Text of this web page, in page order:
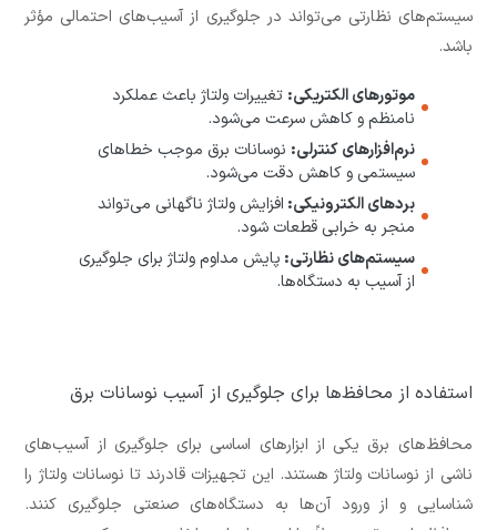
سیستم‌های نظارتی می‌تواند در جلوگیری از آسیب‌های احتمالی مؤثر
باشد.
موتورهای الکتریکی: تغییرات ولتاژ باعث عملکرد
نامنظم و کاهش سرعت می‌شود.
نرم‌افزارهای کنترلی: نوسانات برق موجب خطاهای
سیستمی و کاهش دقت می‌شود.
بردهای الکترونیکی: افزایش ولتاژ ناگهانی می‌تواند
منجر به خرابی قطعات شود.
سیستم‌های نظارتی: پایش مداوم ولتاژ برای جلوگیری
از آسیب به دستگاه‌ها.
استفاده از محافظ‌ها برای جلوگیری از آسیب نوسانات برق
محافظ‌های برق یکی از ابزارهای اساسی برای جلوگیری از آسیب‌های
ناشی از نوسانات ولتاژ هستند. این تجهیزات قادرند تا نوسانات ولتاژ را
شناسایی و از ورود آن‌ها به دستگاه‌های صنعتی جلوگیری کنند.